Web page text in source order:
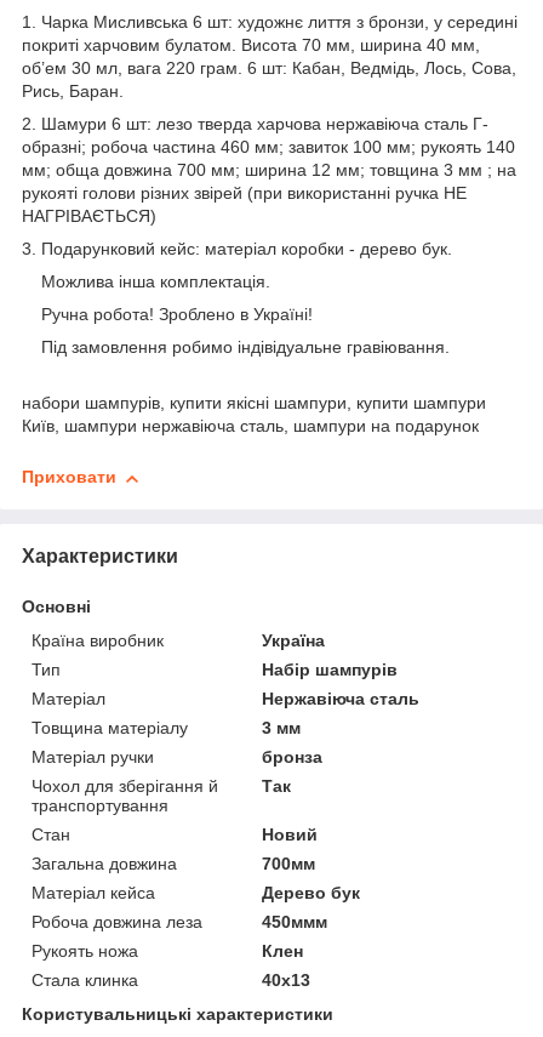
1. Чарка Мисливська 6 шт: художнє лиття з бронзи, у середині
покриті харчовим булатом. Висота 70 мм, ширина 40 мм,
об’ем 30 мл, вага 220 грам. 6 шт: Кабан, Ведмідь, Лось, Сова,
Рись, Баран.
2. Шамури 6 шт: лезо тверда харчова нержавіюча сталь Г-
образні; робоча частина 460 мм; завиток 100 мм; рукоять 140
мм; обща довжина 700 мм; ширина 12 мм; товщина 3 мм ; на
рукояті голови різних звірей (при використанні ручка НЕ
НАГРІВАЄТЬСЯ)
3. Подарунковий кейс: матеріал коробки - дерево бук.
Можлива інша комплектація.
Ручна робота! Зроблено в Україні!
Під замовлення робимо індівідуальне гравіювання.
набори шампурів, купити якісні шампури, купити шампури
Київ, шампури нержавіюча сталь, шампури на подарунок
Приховати
Характеристики
Основні
Країна виробник
Україна
Тип
Набір шампурів
Матеріал
Нержавіюча сталь
Товщина матеріалу
3 мм
Матеріал ручки
бронза
Чохол для зберігання й
транспортування
Так
Стан
Новий
Загальна довжина
700мм
Матеріал кейса
Дерево бук
Робоча довжина леза
450ммм
Рукоять ножа
Клен
Стала клинка
40х13
Користувальницькі характеристики